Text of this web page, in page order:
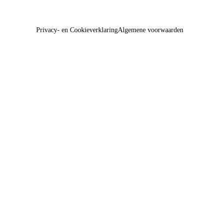
Privacy- en CookieverklaringAlgemene voorwaarden